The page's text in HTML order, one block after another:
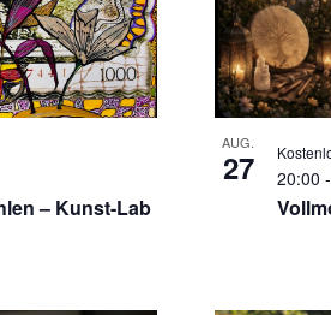
– Kunst-Lab
AUG.
27 20:00 -